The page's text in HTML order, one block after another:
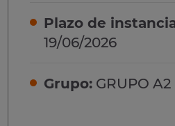
Plazo de
19/06/2026
Grupo: GRUPO A2